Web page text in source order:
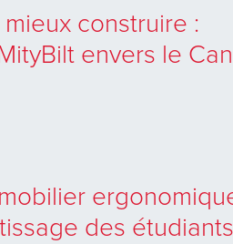
construire :
envers le
des étudiants